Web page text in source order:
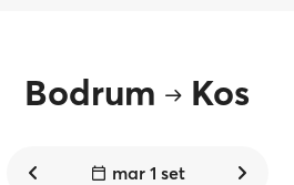
Bodrum Kos
mar 1 set